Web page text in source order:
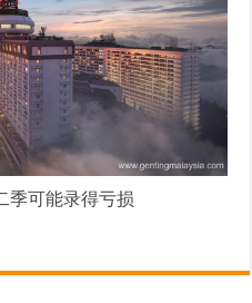
季可能录得亏损